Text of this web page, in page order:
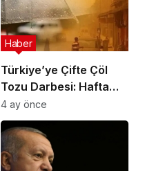
Türkiye’ye Çifte Çöl
Tozu Darbesi: Hafta
Sonu Çamur Yağacak!
Haber
4 ay önce